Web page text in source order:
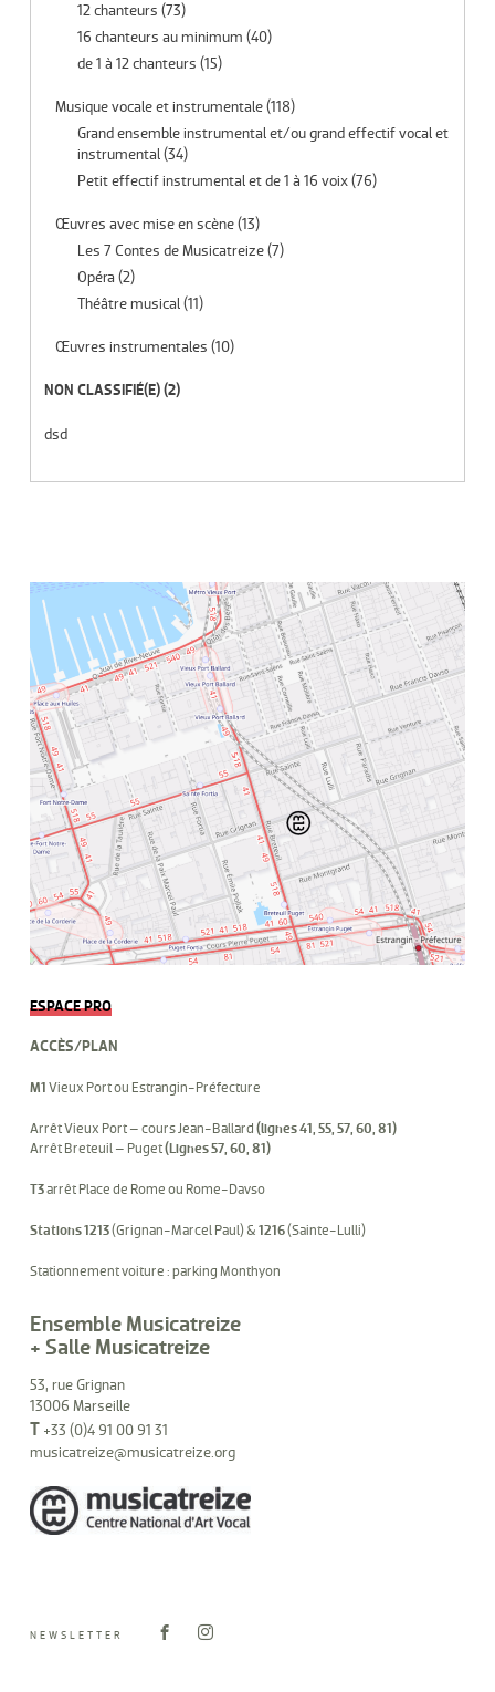
12 chanteurs (73)
16 chanteurs au minimum (40)
de 1 à 12 chanteurs (15)
Musique vocale et instrumentale(118)
Grand ensemble instrumental et/ou grand effectif vocal et
instrumental(34)
Petit effectif instrumental et de 1 à 16 voix(76)
Œuvres avec mise en scène(13)
Les 7 Contes de Musicatreize(7)
Opéra (2)
Théâtre musical(11)
Œuvres instrumentales (10)
NON CLASSIFIÉ(E)(2)
dsd
ESPACE PRO
ACCÈS/PLAN
M1 Vieux Port ou Estrangin-Préfecture
Arrêt Vieux Port – cours Jean-Ballard (lignes 41, 55, 57, 60, 81)
Arrêt Breteuil – Puget(Lignes 57, 60, 81)
T3arrêt Place de Rome ou Rome-Davso
Stations 1213(Grignan-Marcel Paul) & 1216(Sainte-Lulli)
Stationnement voiture : parking Monthyon
Ensemble Musicatreize
+ Salle Musicatreize
53, rue Grignan
13006 Marseille
T+33 (0)4 91 00 91 31
musicatreize@musicatreize.org
NEWSLETTER